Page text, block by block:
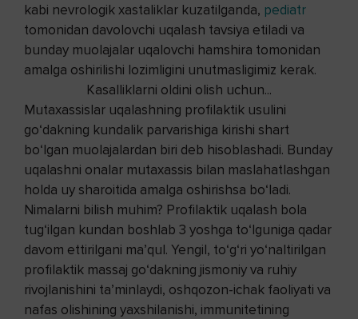
kabi nevrologik xastaliklar kuzatilganda, pediatr
tomonidan davolovchi uqalash tavsiya etiladi va
bunday muolajalar uqalovchi hamshira tomonidan
amalga oshirilishi lozimligini unutmasligimiz kerak.
Kasalliklarni oldini olish uchun...
Mutaxassislar uqalashning profilaktik usulini
go‘dakning kundalik parvarishiga kirishi shart
bo‘lgan muolajalardan biri deb hisoblashadi. Bunday
uqalashni onalar mutaxassis bilan maslahatlashgan
holda uy sharoitida amalga oshirishsa bo‘ladi.
Nimalarni bilish muhim? Profilaktik uqalash bola
tug‘ilgan kundan boshlab 3 yoshga to‘lguniga qadar
davom ettirilgani ma’qul. Yengil, to‘g‘ri yo‘naltirilgan
profilaktik massaj go‘dakning jismoniy va ruhiy
rivojlanishini ta’minlaydi, oshqozon-ichak faoliyati va
nafas olishining yaxshilanishi, immunitetining